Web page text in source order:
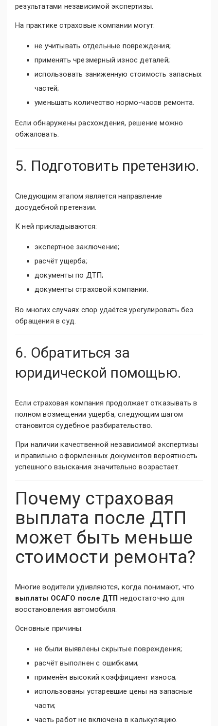
результатами независимой экспертизы.
На практике страховые компании могут:
не учитывать отдельные повреждения;
применять чрезмерный износ деталей;
использовать заниженную стоимость запасных
частей;
уменьшать количество нормо-часов ремонта.
Если обнаружены расхождения, решение можно
обжаловать.
5. Подготовить претензию.
Следующим этапом является направление
досудебной претензии.
К ней прикладываются:
экспертное заключение;
расчёт ущерба;
документы по ДТП;
документы страховой компании.
Во многих случаях спор удаётся урегулировать без
обращения в суд.
6. Обратиться за
юридической помощью.
Если страховая компания продолжает отказывать в
полном возмещении ущерба, следующим шагом
становится судебное разбирательство.
При наличии качественной независимой экспертизы
и правильно оформленных документов вероятность
успешного взыскания значительно возрастает.
Почему страховая
выплата после ДТП
может быть меньше
стоимости ремонта?
Многие водители удивляются, когда понимают, что
выплаты ОСАГО после ДТП недостаточно для
восстановления автомобиля.
Основные причины:
не были выявлены скрытые повреждения;
расчёт выполнен с ошибками;
применён высокий коэффициент износа;
использованы устаревшие цены на запасные
части;
часть работ не включена в калькуляцию.